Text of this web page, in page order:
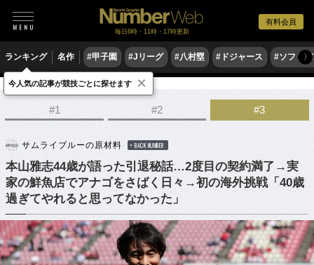
有料会員
毎日6時・11時・17時更新
ランキング 名作 #甲子園 #Jリーグ #八村塁 #ドジャース #ソフト〉
サッカー サッカー日本代表
#1 #2 #3
サムライブルーの原材料 BACK NUMBER
本山雅志44歳が語った引退秘話…2度目の契約満了→実
家の鮮魚店でアナゴをさばく日々→初の海外挑戦「40歳
過ぎてやれると思ってなかった」
今人気の記事が競技ごとに探せます ×